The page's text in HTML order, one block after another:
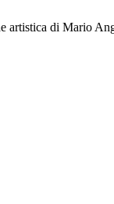
artistica di Mario